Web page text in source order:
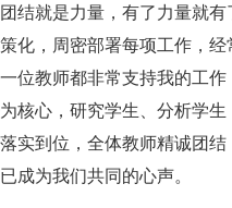
团结就是力量，有了力量就
化，周密部署每项工作，
位教师都非常支持我的工
核心，研究学生、分析学
实到位，全体教师精诚团
成为我们共同的心声。